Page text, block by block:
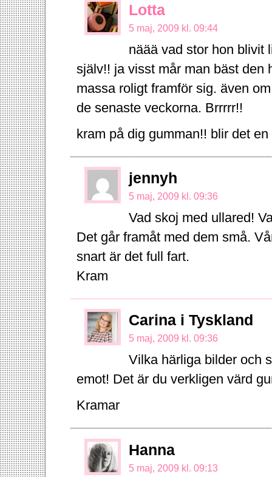
Lotta
5 maj, 2009 kl. 09:44
näää vad stor hon blivit
själv!! ja visst mår man bäst den
massa roligt framför sig. även
de senaste veckorna. Brrrrr!!
kram på dig gumman!! blir det
jennyh
5 maj, 2009 kl. 09:36
Vad skoj med ullared!
Det går framåt med dem små.
snart är det full fart.
Kram
Carina i Tyskland
5 maj, 2009 kl. 09:36
Vilka härliga bilder och
emot! Det är du verkligen värd
Kramar
Hanna
5 maj, 2009 kl. 09:13